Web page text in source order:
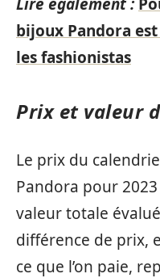
bijoux Pandora
les fashionistas
Prix et valeur
Le prix du
Pandora pour
valeur totale
différence de prix,
ce que l’on paie,